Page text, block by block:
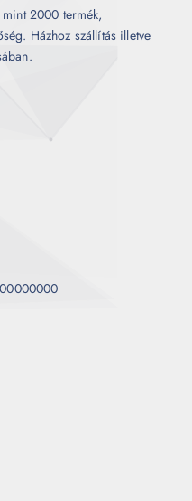
2000 termék,
Házhoz szállítás illetve